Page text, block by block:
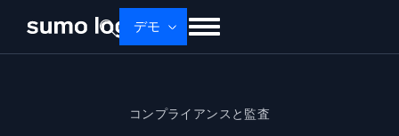
content
デモ
学ぶ かいしゃじょうほう
コンプライアンスと監査